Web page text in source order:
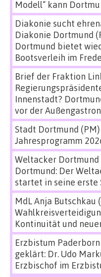
Modell“ kann
Diakonie sucht
Diakonie Dortmund
Dortmund bietet
Bootsverleih im
Brief der Fraktion
Innenstadt?
vor der
Stadt Dortmund (PM)
Jahresprogramm
Weltacker Dortmund
Dortmund: Der
startet in seine erste
MdL Anja Butschkau
Kontinuität und
Erzbistum
geklärt: Dr. Udo
Erzbischof im